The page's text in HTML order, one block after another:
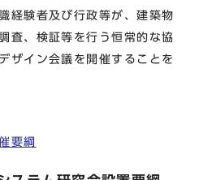
経験者及び行政等が、建築物
査、検証等を行う恒常的な協
ザイン会議を開催することを
要綱